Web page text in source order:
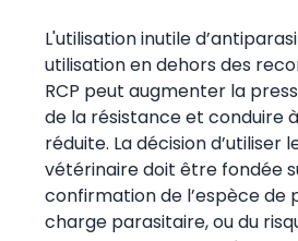
L'utilisation inutile
utilisation en dehors des
RCP peut augmenter la
de la résistance et conduire
réduite. La décision d’utiliser
vétérinaire doit être fondée
confirmation de l’espèce de
charge parasitaire, ou du